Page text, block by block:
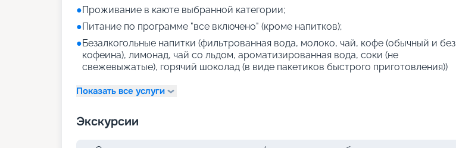
●Проживание в каюте выбранной категории;
●Питание по программе "все включено" (кроме напитков);
●Безалкогольные напитки (фильтрованная вода, молоко, чай, кофе (обычный и без
кофеина), лимонад, чай со льдом, ароматизированная вода, соки (не
свежевыжатые), горячий шоколад (в виде пакетиков быстрого приготовления))
Показать все услуги
Экскурсии